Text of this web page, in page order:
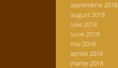
septembrie 2018
august 2018
iulie 2018
iunie 2018
mai 2018
aprilie 2018
martie 2018